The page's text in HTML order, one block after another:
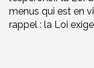
menus qui est en
rappel : la Loi